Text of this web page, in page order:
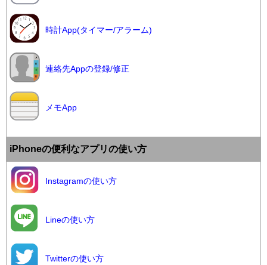
時計App(タイマー/アラーム)
連絡先Appの登録/修正
メモApp
iPhoneの便利なアプリの使い方
Instagramの使い方
Lineの使い方
Twitterの使い方